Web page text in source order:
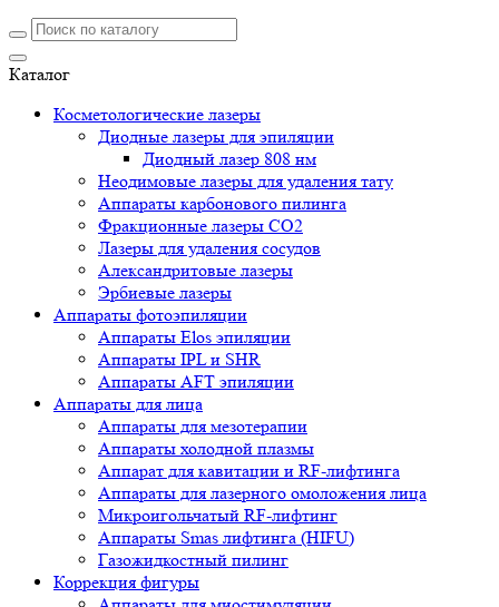
Каталог
Косметологические лазеры
Диодные лазеры для эпиляции
Диодный лазер 808 нм
Неодимовые лазеры для удаления тату
Аппараты карбонового пилинга
Фракционные лазеры CO2
Лазеры для удаления сосудов
Александритовые лазеры
Эрбиевые лазеры
Аппараты фотоэпиляции
Аппараты Elos эпиляции
Аппараты IPL и SHR
Аппараты AFT эпиляции
Аппараты для лица
Аппараты для мезотерапии
Аппараты холодной плазмы
Аппарат для кавитации и RF-лифтинга
Аппараты для лазерного омоложения лица
Микроигольчатый RF-лифтинг
Аппараты Smas лифтинга (HIFU)
Газожидкостный пилинг
Коррекция фигуры